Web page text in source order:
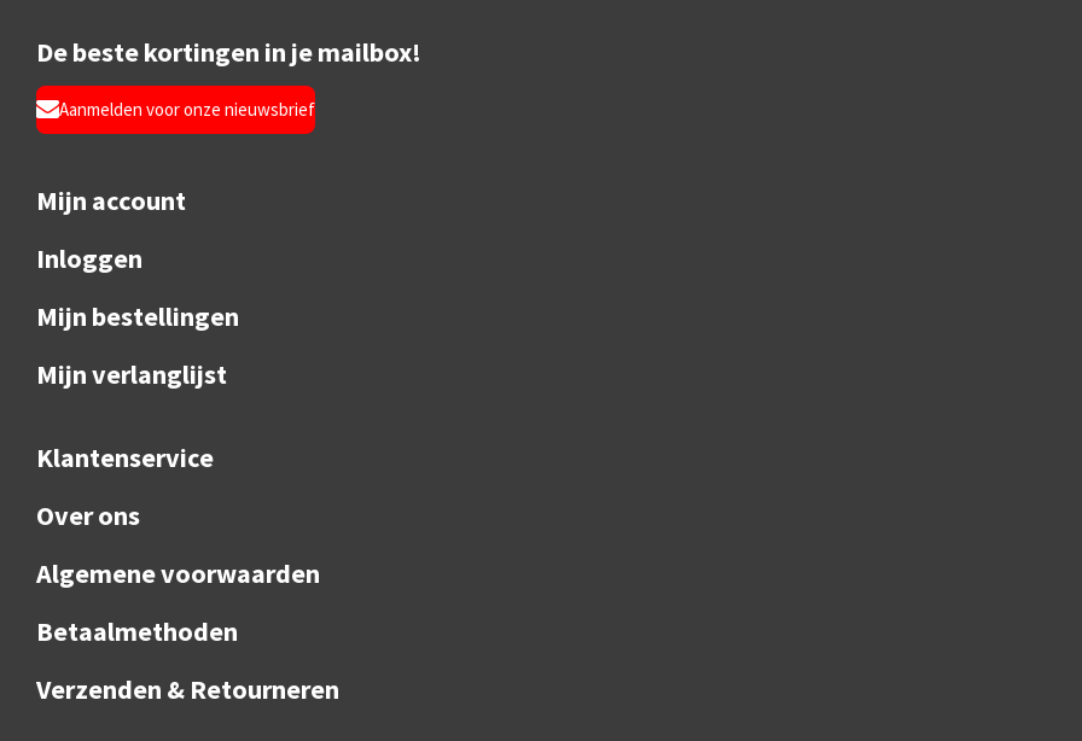
De beste kortingen in je mailbox!
Aanmelden voor onze nieuwsbrief
Mijn account
Inloggen
Mijn bestellingen
Mijn verlanglijst
Klantenservice
Over ons
Algemene voorwaarden
Betaalmethoden
Verzenden & Retourneren